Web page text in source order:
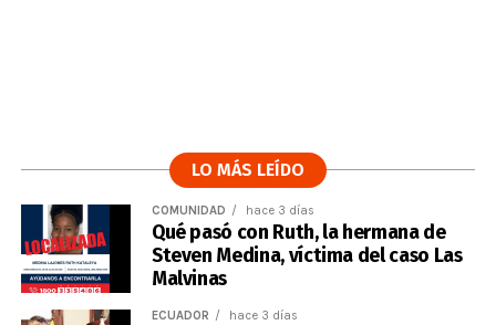
LO MÁS LEÍDO
COMUNIDAD hace 3 días
Qué pasó con Ruth, la hermana de
Steven Medina, víctima del caso Las
Malvinas
ECUADOR hace 3 días